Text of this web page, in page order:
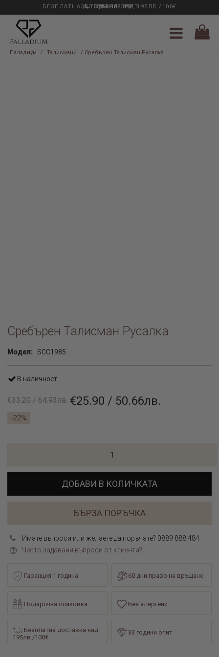
33 ГОДИНИ ОПИТ
БЕЗПЛАТНА ДОСТАВКА НАД 195ЛВ./100€
0889 888 484
Паладиум / Талисмани / Сребърен Талисман Русалка
Сребърен Талисман Русалка
Модел: SCC1985
В наличност
€33.20 / 64.93лв. €25.90 / 50.66лв.
-22%
ДОБАВИ В КОЛИЧКАТА
БЪРЗА ПОРЪЧКА
Имате въпроси или желаете да поръчате? 0889 888 484
Често задавани въпроси от клиенти?
Гаранция 1 година 60 дни право на връщане
Подаръчна опаковка Без алергени
Безплатна доставка над
195лв./100€
33 години опит